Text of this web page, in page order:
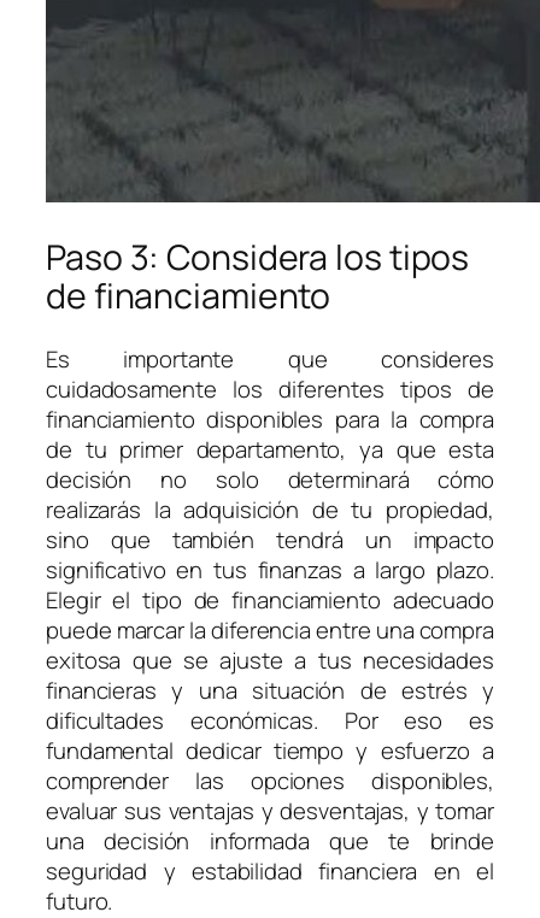
Paso 3: Considera los tipos
de financiamiento
Es importante que consideres
cuidadosamente los diferentes tipos de
financiamiento disponibles para la compra
de tu primer departamento, ya que esta
decisión no solo determinará cómo
realizarás la adquisición de tu propiedad,
sino que también tendrá un impacto
significativo en tus finanzas a largo plazo.
Elegir el tipo de financiamiento adecuado
puede marcar la diferencia entre una compra
exitosa que se ajuste a tus necesidades
financieras y una situación de estrés y
dificultades económicas. Por eso es
fundamental dedicar tiempo y esfuerzo a
comprender las opciones disponibles,
evaluar sus ventajas y desventajas, y tomar
una decisión informada que te brinde
seguridad y estabilidad financiera en el
futuro.